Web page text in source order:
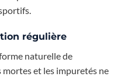
régulière
naturelle de
mortes et les impuretés ne